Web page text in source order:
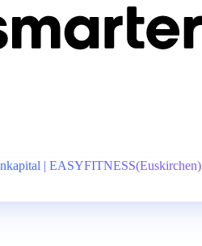
| EASYFITNESS(Euskirchen)